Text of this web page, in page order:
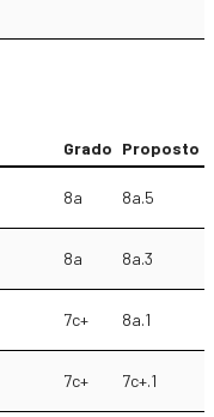
Grado Proposto
8a 8a.5
8a 8a.3
7c+ 8a.1
7c+ 7c+.1